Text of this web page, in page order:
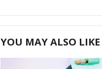
YOU MAY ALSO LIKE